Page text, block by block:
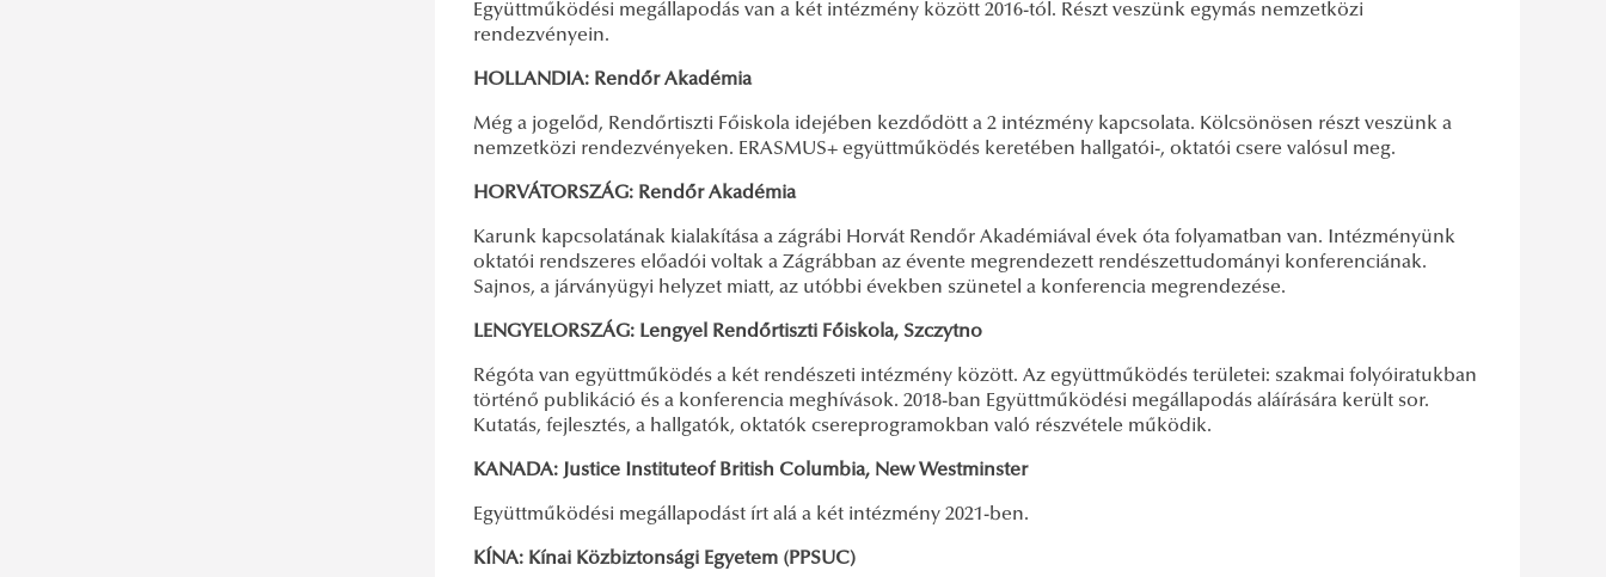
Együttműködési megállapodás van a két intézmény között 2016-tól. Részt veszünk egymás nemzetközi
rendezvényein.
HOLLANDIA: Rendőr Akadémia
Még a jogelőd, Rendőrtiszti Főiskola idejében kezdődött a 2 intézmény kapcsolata. Kölcsönösen részt veszünk a
nemzetközi rendezvényeken. ERASMUS+ együttműködés keretében hallgatói-, oktatói csere valósul meg.
HORVÁTORSZÁG: Rendőr Akadémia
Karunk kapcsolatának kialakítása a zágrábi Horvát Rendőr Akadémiával évek óta folyamatban van. Intézményünk
oktatói rendszeres előadói voltak a Zágrábban az évente megrendezett rendészettudományi konferenciának.
Sajnos, a járványügyi helyzet miatt, az utóbbi években szünetel a konferencia megrendezése.
LENGYELORSZÁG: Lengyel Rendőrtiszti Főiskola, Szczytno
Régóta van együttműködés a két rendészeti intézmény között. Az együttműködés területei: szakmai folyóiratukban
történő publikáció és a konferencia meghívások. 2018-ban Együttműködési megállapodás aláírására került sor.
Kutatás, fejlesztés, a hallgatók, oktatók csereprogramokban való részvétele működik.
KANADA: Justice Instituteof British Columbia, New Westminster
Együttműködési megállapodást írt alá a két intézmény 2021-ben.
KÍNA: Kínai Közbiztonsági Egyetem (PPSUC)